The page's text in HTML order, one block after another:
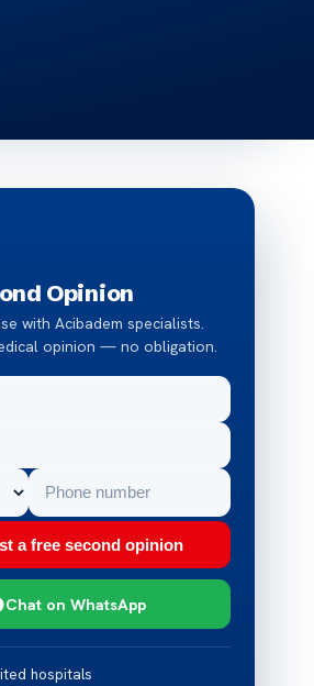
Opinion
with Acibadem specialists.
opinion — no obligation.
a free second opinion
Chat on WhatsApp
hospitals